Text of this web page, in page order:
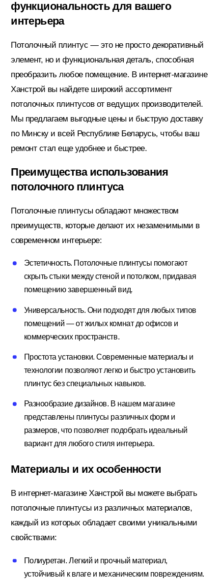
Декоративные штукатурки (готовые)
Картон; Плёнки; Мешки для
строительного мусора
Краски; Грунтовки; Пропитки
Крепеж; Метизы
Кровельные материалы
Ленты; Серпянки
Пены; Герметики; Клей
Плита OSB; Фанера; Клей для Паркета
Потолочный плинтус
Стеклохолст; Клей для обоев
Строительный инструмент
Уголки; маяки
Утеплители и комплектующие
функциональность для вашего
интерьера
Потолочный плинтус — это не просто декоративный
элемент, но и функциональная деталь, способная
преобразить любое помещение. В интернет-магазине
Ханстрой вы найдете широкий ассортимент
потолочных плинтусов от ведущих производителей.
Мы предлагаем выгодные цены и быструю доставку
по Минску и всей Республике Беларусь, чтобы ваш
ремонт стал еще удобнее и быстрее.
Преимущества использования
потолочного плинтуса
Потолочные плинтусы обладают множеством
преимуществ, которые делают их незаменимыми в
современном интерьере:
Эстетичность. Потолочные плинтусы помогают
скрыть стыки между стеной и потолком, придавая
помещению завершенный вид.
Универсальность. Они подходят для любых типов
помещений — от жилых комнат до офисов и
коммерческих пространств.
Простота установки. Современные материалы и
технологии позволяют легко и быстро установить
плинтус без специальных навыков.
Разнообразие дизайнов. В нашем магазине
представлены плинтусы различных форм и
размеров, что позволяет подобрать идеальный
вариант для любого стиля интерьера.
Материалы и их особенности
В интернет-магазине Ханстрой вы можете выбрать
потолочные плинтусы из различных материалов,
каждый из которых обладает своими уникальными
свойствами:
Полиуретан. Легкий и прочный материал,
устойчивый к влаге и механическим повреждениям.